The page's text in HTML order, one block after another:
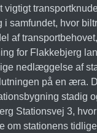
vigtigt
i samfundet, hvor
af
for Flakkebjerg
nedlæggelse af
på en æra.
stadig
Stationsvej 3,
om stationens